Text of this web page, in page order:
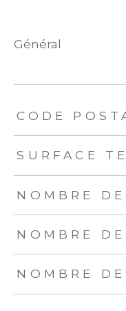
général
CODE
SURFACE
NOMBRE
NOMBRE
NOMBRE